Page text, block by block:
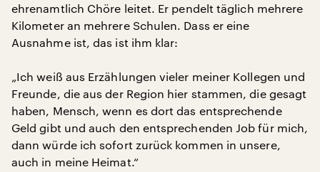
ehrenamtlich Chöre leitet. Er pendelt täglich mehrere
Kilometer an mehrere Schulen. Dass er eine
Ausnahme ist, das ist ihm klar:
„Ich weiß aus Erzählungen vieler meiner Kollegen und
Freunde, die aus der Region hier stammen, die gesagt
haben, Mensch, wenn es dort das entsprechende
Geld gibt und auch den entsprechenden Job für mich,
dann würde ich sofort zurück kommen in unsere,
auch in meine Heimat.“